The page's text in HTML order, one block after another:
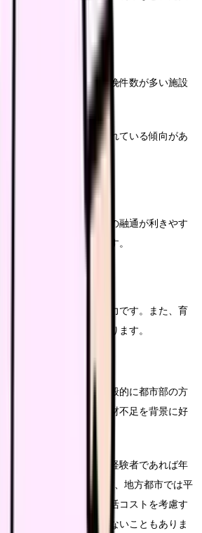
す。
ていることが多く、分娩件数が多い施設
ます。
比べるとやや簡素化されている傾向があ
多いですが、勤務時間の融通が利きやす
高いことがメリットです。
安定した勤務環境が魅力です。また、育
得もしやすい傾向があります。
ても差があります。一般的に都市部の方
りますが、地方では人材不足を背景に好
。
では平均年収が高く、経験者であれば年
少なくありません。一方、地方都市では平
と若干低めですが、生活コストを考慮す
市部とそれほど変わらないこともありま